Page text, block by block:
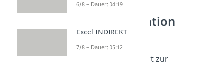
Tabellenkalkulation
verstehen
Eine Excel Tabelle gehört zur
6/8 – Dauer: 04:19
Excel INDIREKT
7/8 – Dauer: 05:12